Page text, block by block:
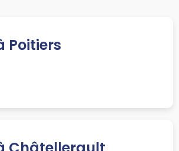
Poitiers